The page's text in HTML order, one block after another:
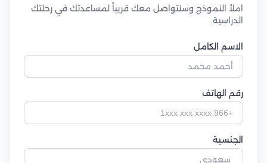
املأ النموذج وسنتواصل معك قريباً لمساعدتك في رحلتك
الدراسية.
الاسم الكامل
رقم الهاتف
الجنسية